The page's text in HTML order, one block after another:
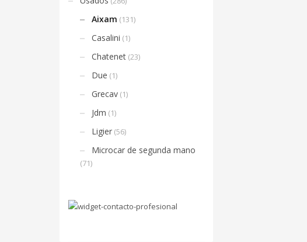
Aixam (131)
Casalini (1)
Chatenet (23)
Due (1)
Grecav (1)
Jdm (1)
Ligier (56)
Microcar de segunda mano
(71)